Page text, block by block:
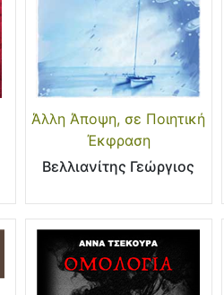
Άλλη Άποψη, σε Ποιητική
Έκφραση
Βελλιανίτης Γεώργιος